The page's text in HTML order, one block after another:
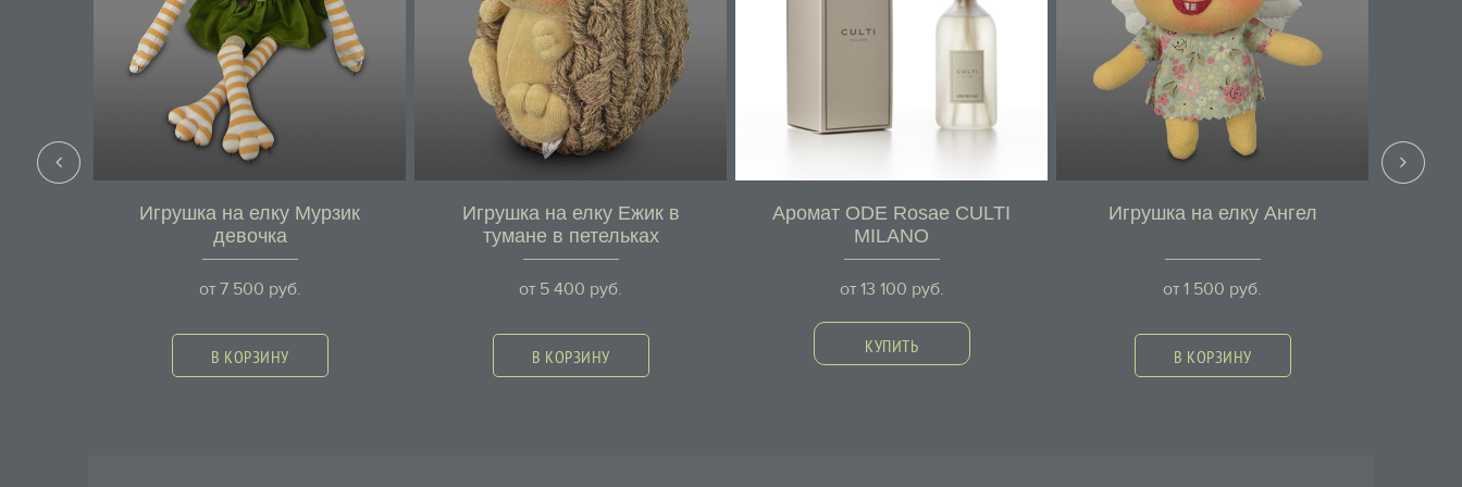
Игрушка на елку Мурзик
девочка
от 7 500 руб.
В КОРЗИНУ
Игрушка на елку Ежик в
тумане в петельках
от 5 400 руб.
В КОРЗИНУ
Аромат ODE Rosae CULTI
MILANO
от 13 100 руб.
КУПИТЬ
Игрушка на елку Ангел
от1 500 руб.
В КОРЗИНУ